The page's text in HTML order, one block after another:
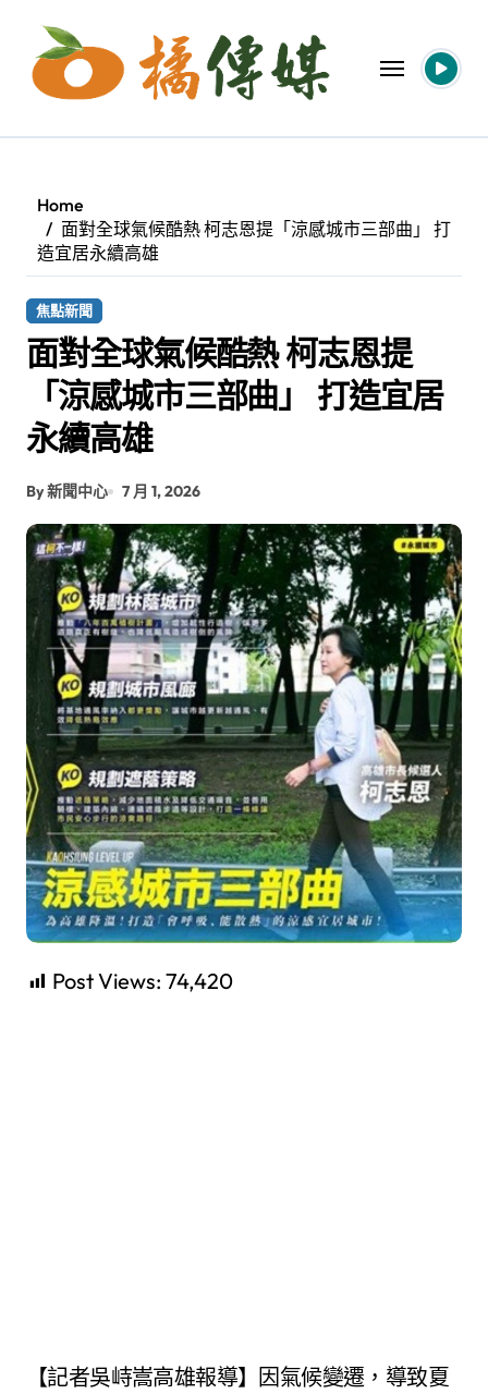
content
Home
面對全球氣候酷熱 柯志恩提「涼感城市三部曲」 打
造宜居永續高雄
焦點新聞
面對全球氣候酷熱 柯志恩提
「涼感城市三部曲」 打造宜居
永續高雄
By 新聞中心 7 月 1, 2026
Post Views: 74,420
【記者吳峙嵩高雄報導】因氣候變遷，導致夏